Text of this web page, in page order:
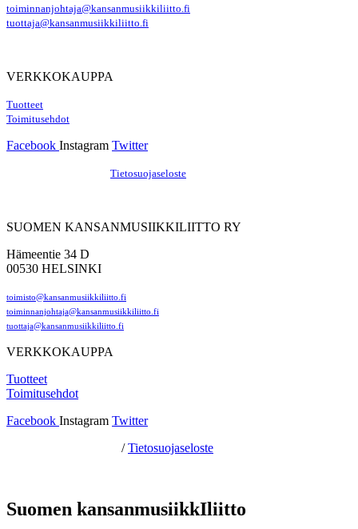
toiminnanjohtaja@kansanmusiikkiliitto.fi
tuottaja@kansanmusiikkiliitto.fi
VERKKOKAUPPA
Tuotteet
Toimitusehdot
Facebook Instagram Twitter
Tietosuojaseloste
SUOMEN KANSANMUSIIKKILIITTO RY
Hämeentie 34 D
00530 HELSINKI
toimisto@kansanmusiikkiliitto.fi
toiminnanjohtaja@kansanmusiikkiliitto.fi
tuottaja@kansanmusiikkiliitto.fi
VERKKOKAUPPA
Tuotteet
Toimitusehdot
Facebook Instagram Twitter
/Tietosuojaseloste
Suomen kansanmusiikkIliitto